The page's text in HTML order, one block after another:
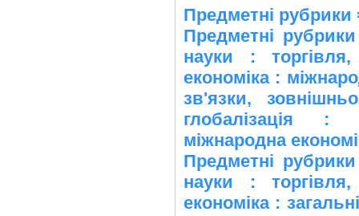
Предметні
Предметні
науки : торгівля,
економіка :
зв'язки,
глобалізація :
міжнародна
Предметні
науки : торгівля,
економіка :